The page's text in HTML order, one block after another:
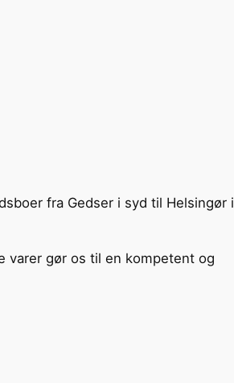
fra Gedser i syd til Helsingør i
varer gør os til en kompetent og